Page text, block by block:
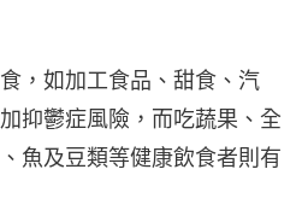
，如加工食品、甜食、汽
抑鬱症風險，而吃蔬果、全
魚及豆類等健康飲食者則有